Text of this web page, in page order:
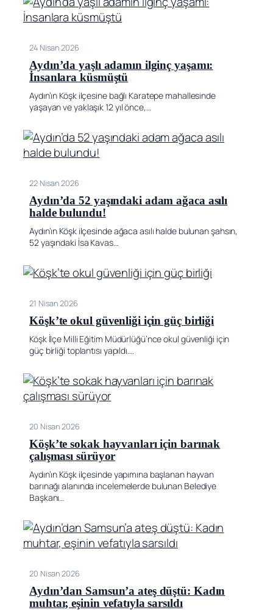
24 Nisan 2026
Aydın’da yaşlı adamın ilginç yaşamı:
İnsanlara küsmüştü
Aydın’ın Köşk ilçesine bağlı Karatepe mahallesinde
yaşayan ve yaklaşık 12 yıl önce,…
22 Nisan 2026
Aydın’da 52 yaşındaki adam ağaca asılı
halde bulundu!
Aydın’ın Köşk ilçesinde ağaca asılı halde bulunan şahsın,
52 yaşındaki İsa Kavas…
21 Nisan 2026
Köşk’te okul güvenliği için güç birliği
Köşk İlçe Milli Eğitim Müdürlüğü’nce okul güvenliği için
güç birliği toplantısı yapıldı….
20 Nisan 2026
Köşk’te sokak hayvanları için barınak
çalışması sürüyor
Aydın’ın Köşk ilçesinde yapımına başlanan hayvan
barınağı alanında incelemelerde bulunan Belediye
Başkanı…
20 Nisan 2026
Aydın’dan Samsun’a ateş düştü: Kadın
muhtar, eşinin vefatıyla sarsıldı